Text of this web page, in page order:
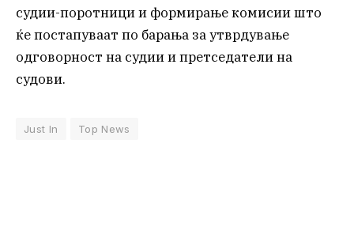
судии-поротници и формирање комисии што
ќе постапуваат по барања за утврдување
одговорност на судии и претседатели на
судови.
Just In Top News